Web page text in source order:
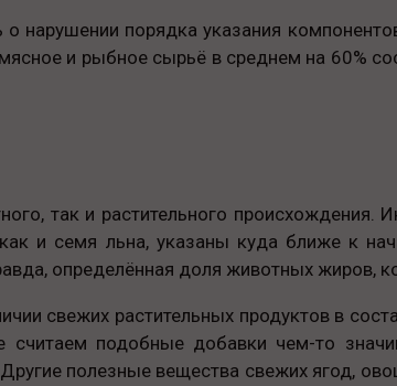
нарушении порядка указания
и рыбное сырьё в среднем на 60%
так и растительного происхождения.
и семя льна, указаны куда ближе к
определённая доля животных жиров,
свежих растительных продуктов в
подобные добавки чем-то
полезные вещества свежих ягод,